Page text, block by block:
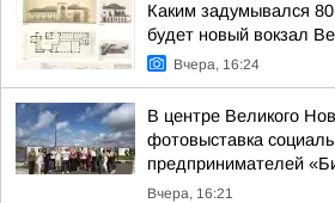
Каким задумывался
будет новый вокзал
Вчера, 16:24
В центре Великого
фотовыставка
предпринимателей
Вчера, 16:21